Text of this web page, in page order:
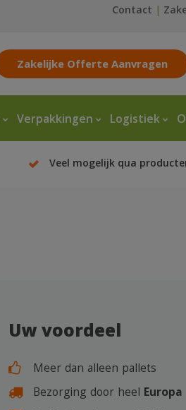
Contact |
Zakelijke Offerte Aanvragen
Verpakkingen Logistiek
Veel mogelijk qua
Uw voordeel
Meer dan alleen pallets
Bezorging door heel Europa